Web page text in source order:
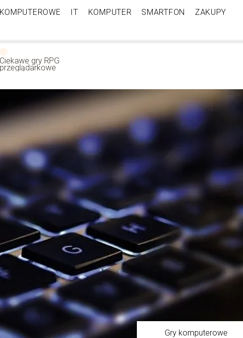
IT KOMPUTER SMARTFON ZAKUPY
Ciekawe gry RPG
przeglądarkowe
Gry komputerowe